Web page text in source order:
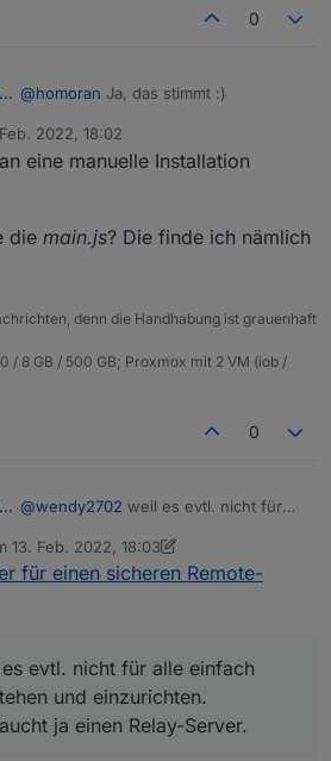
0
Ein ehemaliger Benutzer @homoran Ja, das stimmt :)
Deswegen, möchte man den
ausprobieren, so sollte man eine
2022, 18:02
eine manuelle Installation
die main.js? Die finde ich nämlich
denn die Handhabung ist grauenhaft
/ 8 GB / 500 GB; Proxmox mit 2 VM (iob /
0
Ein ehemaliger Benutzer @wendy2702 weil es evtl. nicht für
und einzurichten. Außerdem, man
braucht ja einen Relay-Server.
13. Feb. 2022, 18:03
von wendy2702
für einen sicheren Remote-
evtl. nicht für alle einfach
und einzurichten.
ja einen Relay-Server.